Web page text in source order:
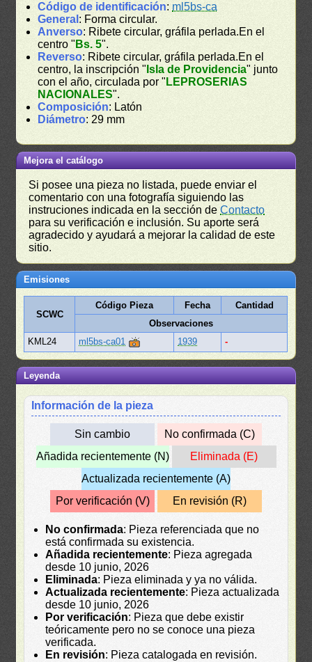
Código de identificación: ml5bs-ca
General : Forma circular.
Anverso: Ribete circular, gráfila perlada.En el
centro " Bs. 5".
Reverso: Ribete circular, gráfila perlada.En el
centro, la inscripción " Isla de Providencia" junto
con el año, circulada por " LEPROSERIAS
NACIONALES".
Composición: Latón
Diámetro: 29 mm
Mejora el catálogo
Si posee una pieza no listada, puede enviar el
comentario con una fotografía siguiendo las
instruciones indicada en la sección deContacto
para su verificación e inclusión. Su aporte será
agradecido y ayudará a mejorar la calidad de este
sitio.
Emisiones
SCWC
Código Pieza Fecha
Cantidad
Observaciones
KML24
ml5bs-ca01 1939 -
Leyenda
Información de la pieza
Sin cambio
No confirmada (C)
Añadida recientemente (N)
Eliminada (E)
Actualizada recientemente (A)
Por verificación (V)
En revisión (R)
No confirmada: Pieza referenciada que no
está confirmada su existencia.
Añadida recientemente: Pieza agregada
desde 10 junio, 2026
Eliminada: Pieza eliminada y ya no válida.
Actualizada recientemente: Pieza actualizada
desde 10 junio, 2026
Por verificación: Pieza que debe existir
teóricamente pero no se conoce una pieza
verificada.
En revisión: Pieza catalogada en revisión.